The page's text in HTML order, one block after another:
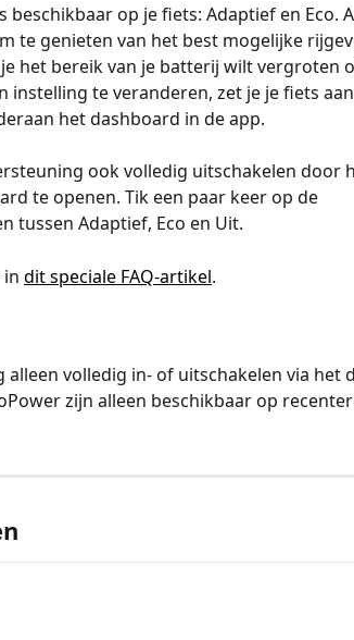
beschikbaar op je fiets: Adaptief en Eco.
te genieten van het best mogelijke
het bereik van je batterij wilt vergroten
instelling te veranderen, zet je je fiets
het dashboard in de app.
ook volledig uitschakelen door
te openen. Tik een paar keer op de
tussen Adaptief, Eco en Uit.
in dit speciale FAQ-artikel.
volledig in- of uitschakelen via het
zijn alleen beschikbaar op